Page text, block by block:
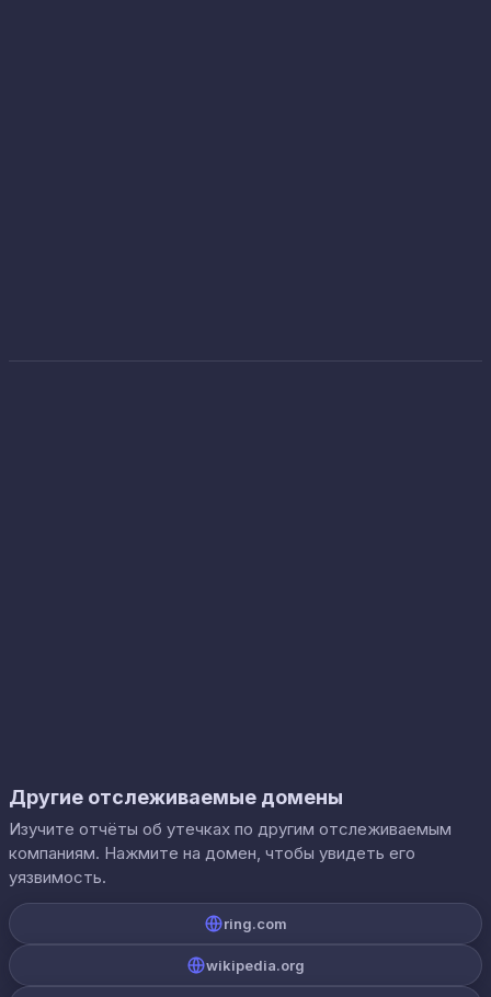
Другие отслеживаемые домены
Изучите отчёты об утечках по другим отслеживаемым
компаниям. Нажмите на домен, чтобы увидеть его
уязвимость.
ring.com
wikipedia.org